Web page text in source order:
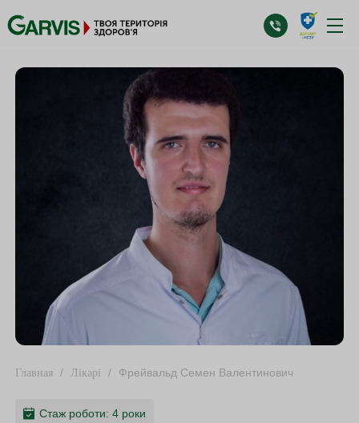
Главная / Лікарі / Фрейвальд Семен Валентинович
Стаж роботи: 4 роки